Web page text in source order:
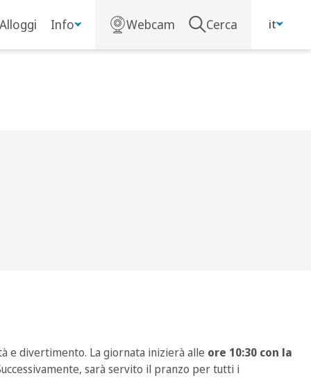
Alloggi Info Webcam Cerca it
e divertimento. La giornata inizierà alle ore 10:30 con la
sarà servito il pranzo per tutti i